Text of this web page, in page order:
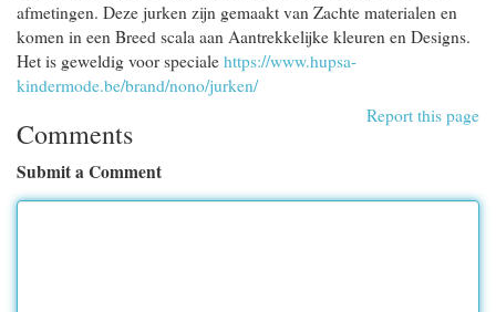
afmetingen. Deze jurken zijn gemaakt van Zachte materialen en
komen in een Breed scala aan Aantrekkelijke kleuren en Designs.
Het is geweldig voor speciale https://www.hupsa-
kindermode.be/brand/nono/jurken/
Report this page
Comments
Submit a Comment